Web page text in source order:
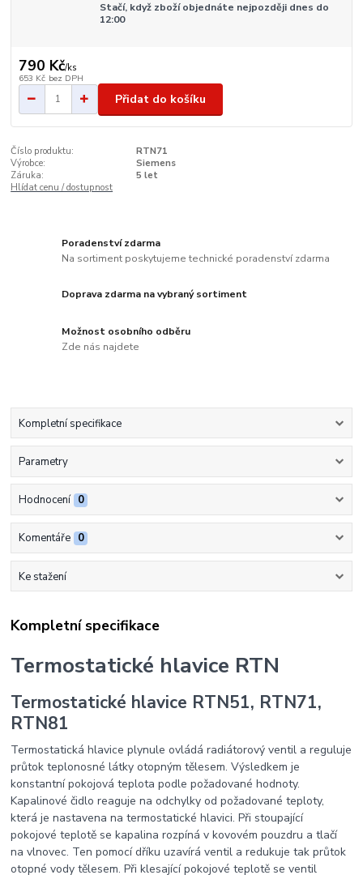
Stačí, když zboží objednáte nejpozději dnes do
12:00
790 Kč/ks
653 Kč bez DPH
Přidat do košíku
Číslo produktu:
RTN71
Výrobce:
Siemens
Záruka:
5 let
Hlídat cenu / dostupnost
Poradenství zdarma
Na sortiment poskytujeme technické poradenství zdarma
Doprava zdarma na vybraný sortiment
Možnost osobního odběru
Zde nás najdete
Kompletní specifikace
Parametry
Hodnocení 0
Komentáře 0
Ke stažení
Kompletní specifikace
Termostatické hlavice RTN
Termostatické hlavice RTN51, RTN71,
RTN81
Termostatická hlavice plynule ovládá radiátorový ventil a reguluje
průtok teplonosné látky otopným tělesem. Výsledkem je
konstantní pokojová teplota podle požadované hodnoty.
Kapalinové čidlo reaguje na odchylky od požadované teploty,
která je nastavena na termostatické hlavici. Při stoupající
pokojové teplotě se kapalina rozpíná v kovovém pouzdru a tlačí
na vlnovec. Ten pomocí dříku uzavírá ventil a redukuje tak průtok
otopné vody tělesem. Při klesající pokojové teplotě se ventil